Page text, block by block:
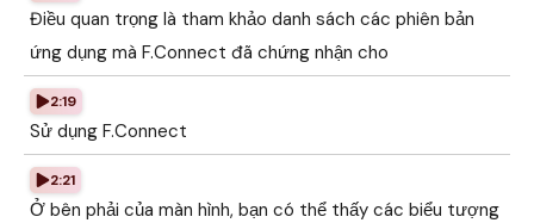
Điều quan trọng là tham khảo danh sách các phiên bản
ứng dụng mà F.Connect đã chứng nhận cho
2:19
Sử dụng F.Connect
2:21
Ở bên phải của màn hình, bạn có thể thấy các biểu tượng